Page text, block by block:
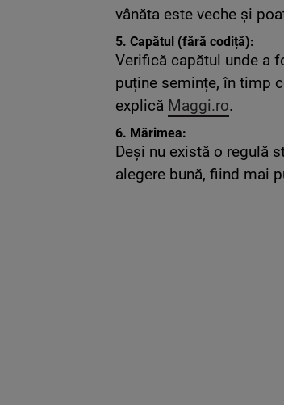
vânăta este veche și
5. Capătul (fără codiță):
Verifică capătul unde a
puține semințe, în timp
explică Maggi.ro.
6. Mărimea:
Deși nu există o regulă
alegere bună, fiind mai